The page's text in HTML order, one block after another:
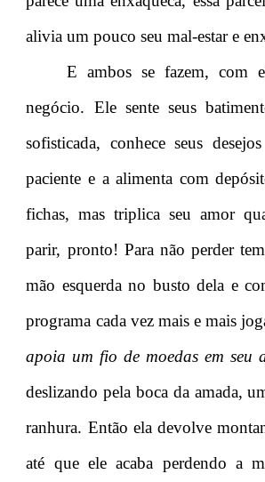
alivia um pouco seu mal-estar e
E ambos se fazem, com
negócio. Ele sente seus
sofisticada, conhece seus
paciente e a alimenta com
fichas, mas triplica seu amor
parir, pronto! Para não perder
mão esquerda no busto dela e
programa cada vez mais e mais
apoia um fio de moedas em seu
deslizando pela boca da amada,
ranhura. Então ela devolve
até que ele acaba perdendo a